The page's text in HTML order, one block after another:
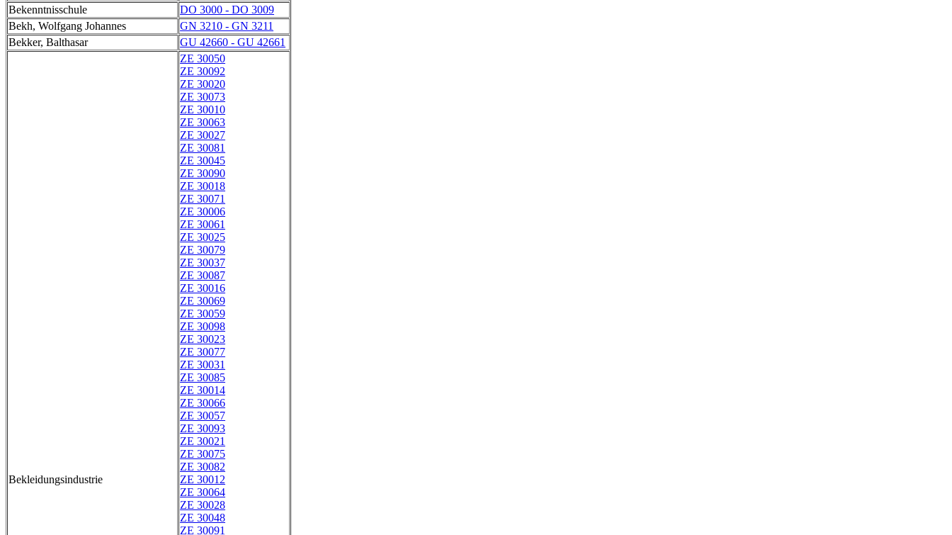
Bekenntnisschule
DO 3000 - DO 3009
Bekh, Wolfgang Johannes
GN 3210 - GN 3211
Bekker, Balthasar
GU 42660 - GU 42661
Bekleidungsindustrie
ZE 30050
ZE 30092
ZE 30020
ZE 30073
ZE 30010
ZE 30063
ZE 30027
ZE 30081
ZE 30045
ZE 30090
ZE 30018
ZE 30071
ZE 30006
ZE 30061
ZE 30025
ZE 30079
ZE 30037
ZE 30087
ZE 30016
ZE 30069
ZE 30059
ZE 30098
ZE 30023
ZE 30077
ZE 30031
ZE 30085
ZE 30014
ZE 30066
ZE 30057
ZE 30093
ZE 30021
ZE 30075
ZE 30082
ZE 30012
ZE 30064
ZE 30028
ZE 30048
ZE 30091